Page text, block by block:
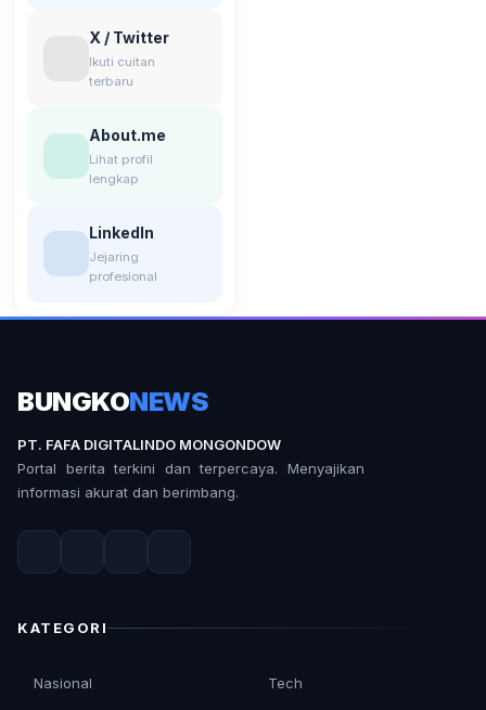
X / Twitter
Ikuti cuitan
terbaru
About.me
Lihat profil
lengkap
LinkedIn
Jejaring
profesional
BUNGKONEWS
PT. FAFA DIGITALINDO MONGONDOW
Portal berita terkini dan terpercaya. Menyajikan
informasi akurat dan berimbang.
KATEGORI
Nasional Tech